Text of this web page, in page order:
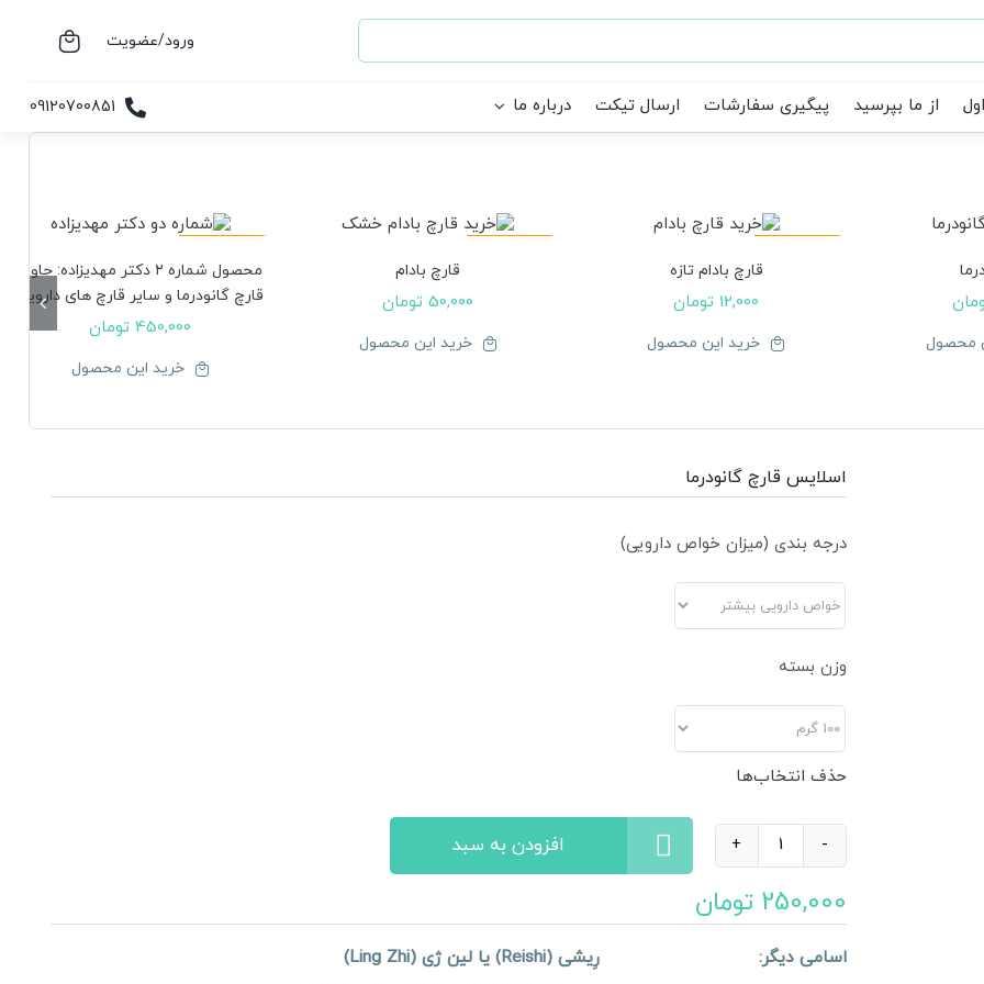
ورود/عضویت
از ما بپرسید پیگیری سفارشات ارسال تیکت درباره ما 09120700851
محصول
قارچ بادام تازه
12,000 تومان
خرید این محصول
قارچ بادام
50,000 تومان
خرید این محصول
محصول شماره ۲ دکتر مهدیزاده: حاوی
قارچ گانودرما و سایر قارچ های دارویی
450,000 تومان
خرید این محصول
اسلایس قارچ گانودرما
درجه بندی (میزان خواص دارویی)
وزن بسته
حذف انتخاب‌ها
قارچ
گانودرما
عدد
250,000 تومان
اسامی دیگر: رِیشی (Reishi) یا لین ژی (Ling Zhi
)